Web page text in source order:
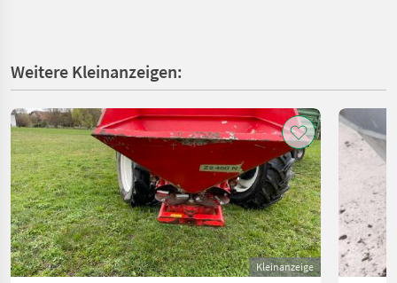
Weitere Kleinanzeigen:
Kleinanzeige